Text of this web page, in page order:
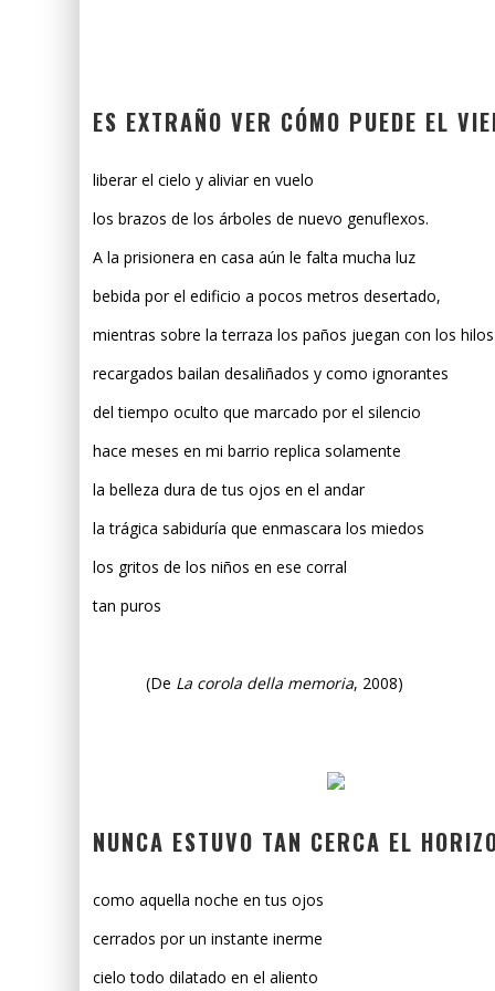
ES EXTRAÑO VER CÓMO PUEDE EL
liberar el cielo y aliviar en vuelo
los brazos de los árboles de nuevo genuflexos.
A la prisionera en casa aún le falta mucha luz
bebida por el edificio a pocos metros desertado,
mientras sobre la terraza los paños juegan con los hilos
recargados bailan desaliñados y como ignorantes
del tiempo oculto que marcado por el silencio
hace meses en mi barrio replica solamente
la belleza dura de tus ojos en el andar
la trágica sabiduría que enmascara los miedos
los gritos de los niños en ese corral
tan puros
(De La corola della memoria, 2008)
NUNCA ESTUVO TAN CERCA EL
como aquella noche en tus ojos
cerrados por un instante inerme
cielo todo dilatado en el aliento